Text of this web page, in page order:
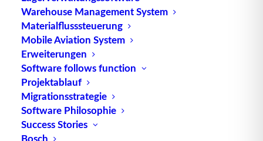
Warehouse Management System
Materialflusssteuerung
Mobile Aviation System
Erweiterungen
Software follows function
Projektablauf
Migrationsstrategie
Software Philosophie
Success Stories
Bosch
Circular Polarisation
Circular Polarisation, auch bekannt als Zirkulare
Polarisation, ist ein Konzept in der
Elektromagnetismus-Theorie, das in verschiedenen
Bereichen der Kommunikationstechnologie
Anwendung findet. Im Gegensatz zur linearen